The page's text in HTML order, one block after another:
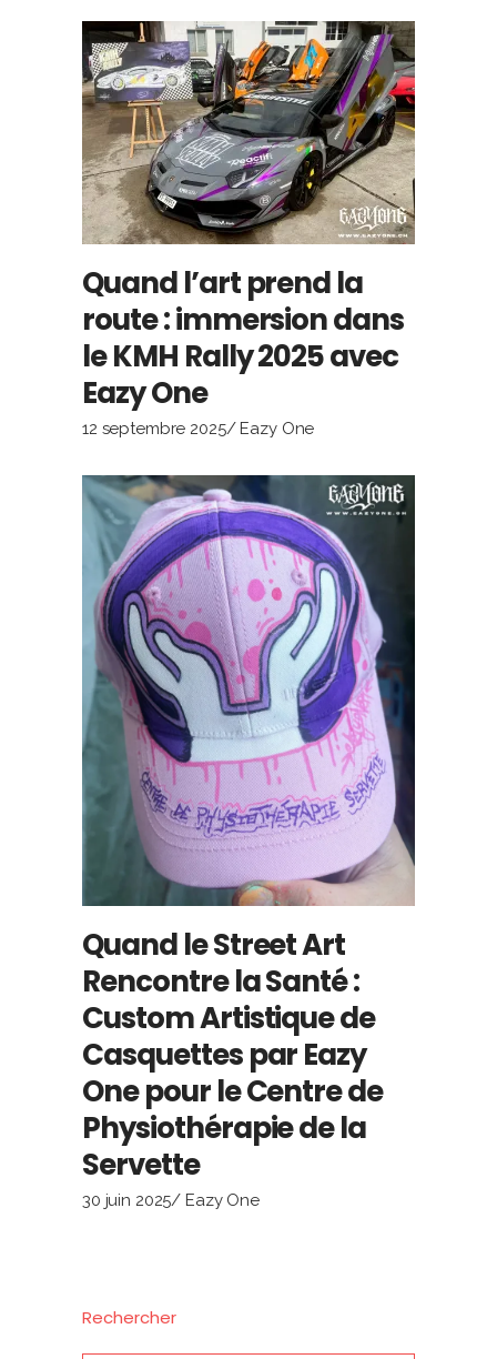
Quand l’art prend la
route : immersion dans
le KMH Rally 2025 avec
Eazy One
12 septembre 2025 Eazy One
Quand le Street Art
Rencontre la Santé :
Custom Artistique de
Casquettes par Eazy
One pour le Centre de
Physiothérapie de la
Servette
30 juin 2025 Eazy One
Rechercher